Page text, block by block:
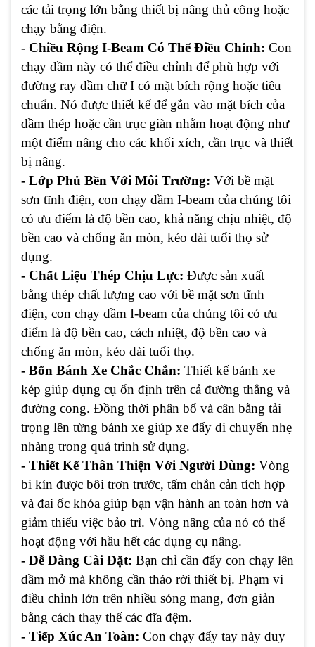
các tải trọng lớn bằng thiết bị nâng thủ công hoặc
chạy bằng điện.
- Chiều Rộng I-Beam Có Thể Điều Chỉnh: Con
chạy dầm này có thể điều chỉnh để phù hợp với
đường ray dầm chữ I có mặt bích rộng hoặc tiêu
chuẩn. Nó được thiết kế để gắn vào mặt bích của
dầm thép hoặc cần trục giàn nhằm hoạt động như
một điểm nâng cho các khối xích, cần trục và thiết
bị nâng.
- Lớp Phủ Bền Với Môi Trường: Với bề mặt
sơn tĩnh điện, con chạy dầm I-beam của chúng tôi
có ưu điểm là độ bền cao, khả năng chịu nhiệt, độ
bền cao và chống ăn mòn, kéo dài tuổi thọ sử
dụng.
- Chất Liệu Thép Chịu Lực: Được sản xuất
bằng thép chất lượng cao với bề mặt sơn tĩnh
điện, con chạy dầm I-beam của chúng tôi có ưu
điểm là độ bền cao, cách nhiệt, độ bền cao và
chống ăn mòn, kéo dài tuổi thọ.
- Bốn Bánh Xe Chắc Chắn: Thiết kế bánh xe
kép giúp dụng cụ ổn định trên cả đường thẳng và
đường cong. Đồng thời phân bổ và cân bằng tải
trọng lên từng bánh xe giúp xe đẩy di chuyển nhẹ
nhàng trong quá trình sử dụng.
- Thiết Kế Thân Thiện Với Người Dùng: Vòng
bi kín được bôi trơn trước, tấm chắn cản tích hợp
và đai ốc khóa giúp bạn vận hành an toàn hơn và
giảm thiểu việc bảo trì. Vòng nâng của nó có thể
hoạt động với hầu hết các dụng cụ nâng.
- Dễ Dàng Cài Đặt: Bạn chỉ cần đẩy con chạy lên
dầm mở mà không cần tháo rời thiết bị. Phạm vi
điều chỉnh lớn trên nhiều sóng mang, đơn giản
bằng cách thay thế các đĩa đệm.
- Tiếp Xúc An Toàn: Con chạy đẩy tay này duy